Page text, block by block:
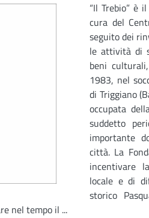
“Il Trebio” è
cura del
seguito dei
le attività di
beni
1983, nel
di Triggiano
occupata
suddetto
importante
città. La
incentivare
locale e di
storico
nel tempo il ...